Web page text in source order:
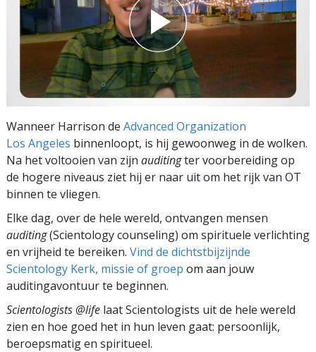
Wanneer Harrison de Advanced Organization
Los Angeles binnenloopt, is hij gewoonweg in de wolken.
Na het voltooien van zijn auditingter voorbereiding op
de hogere niveaus ziet hij er naar uit om het rijk van OT
binnen te vliegen.
Elke dag, over de hele wereld, ontvangen mensen
auditing(Scientology counseling) om spirituele verlichting
en vrijheid te bereiken. Vind de dichtstbijzijnde
Scientology Kerk, missie of groep om aan jouw
auditingavontuur te beginnen.
Scientologists @life laat Scientologists uit de hele wereld
zien en hoe goed het in hun leven gaat: persoonlijk,
beroepsmatig en spiritueel.